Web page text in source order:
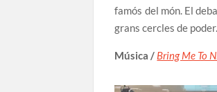
famós del món. El
grans cercles de poder.
Música / Bring Me To